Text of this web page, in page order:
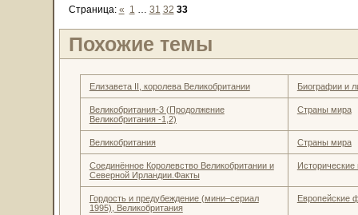
Страница: « 1 … 31 32 33
Похожие темы
Елизавета II, королева Великобритании Биографии и
Великобритания-3 (Продолжение
Великобритания -1,2)
Страны мира
Великобритания Страны мира
Соединённое Королевство Великобритании и
Северной Ирландии.Факты
Гордость и предубеждение (мини–сериал
1995), Великобритания
Европейские